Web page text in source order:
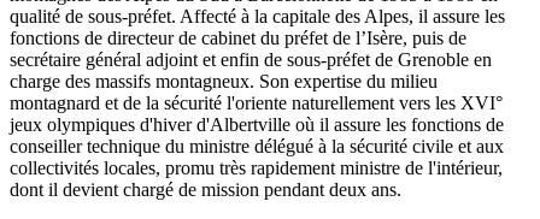
qualité de sous-préfet. Affecté à la capitale des Alpes, il assure les
fonctions de directeur de cabinet du préfet de l’Isère, puis de
secrétaire général adjoint et enfin de sous-préfet de Grenoble en
charge des massifs montagneux. Son expertise du milieu
montagnard et de la sécurité l'oriente naturellement vers les XVI°
jeux olympiques d'hiver d'Albertville où il assure les fonctions de
conseiller technique du ministre délégué à la sécurité civile et aux
collectivités locales, promu très rapidement ministre de l'intérieur,
dont il devient chargé de mission pendant deux ans.